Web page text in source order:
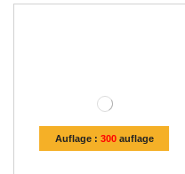
Auflage : 300auflage